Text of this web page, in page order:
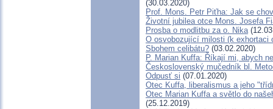
(30.03.2020)
Prof. Mons. Petr Piťha: Jak se
Životní jubilea otce Mons. Josefa
Prosba o modlitbu za o. Nika
O osvobozující milosti (k exhortaci
Sbohem celibátu? (03.02.2020)
P. Marian Kuffa: Říkají mi, abych
Československý mučedník bl.
Odpusť si (07.01.2020)
Otec Kuffa, liberalismus a jeho
Otec Marian Kuffa a světlo do
(25.12.2019)